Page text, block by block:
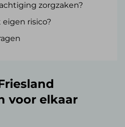
zorgzaken?
risico?
voor elkaar